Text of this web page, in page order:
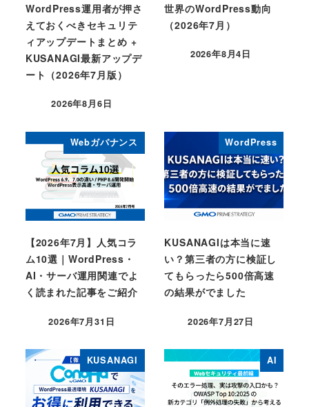
WordPress運用者が押さ
えておくべきセキュリテ
ィアップデートまとめ +
KUSANAGI最新アップデ
ート（2026年7月版）
Published
2026年8月6日
世界のWordPress動向
（2026年7月）
Published
2026年8月4日
Webガバナンス
【2026年7月】人気コラ
ム10選｜WordPress・
AI・サーバ運用関連でよ
く読まれた記事をご紹介
Published
2026年7月31日
WordPress
KUSANAGIは本当に速
い？第三者の方に検証し
てもらったら500倍高速
の結果がでました
Published
2026年7月27日
KUSANAGI AI